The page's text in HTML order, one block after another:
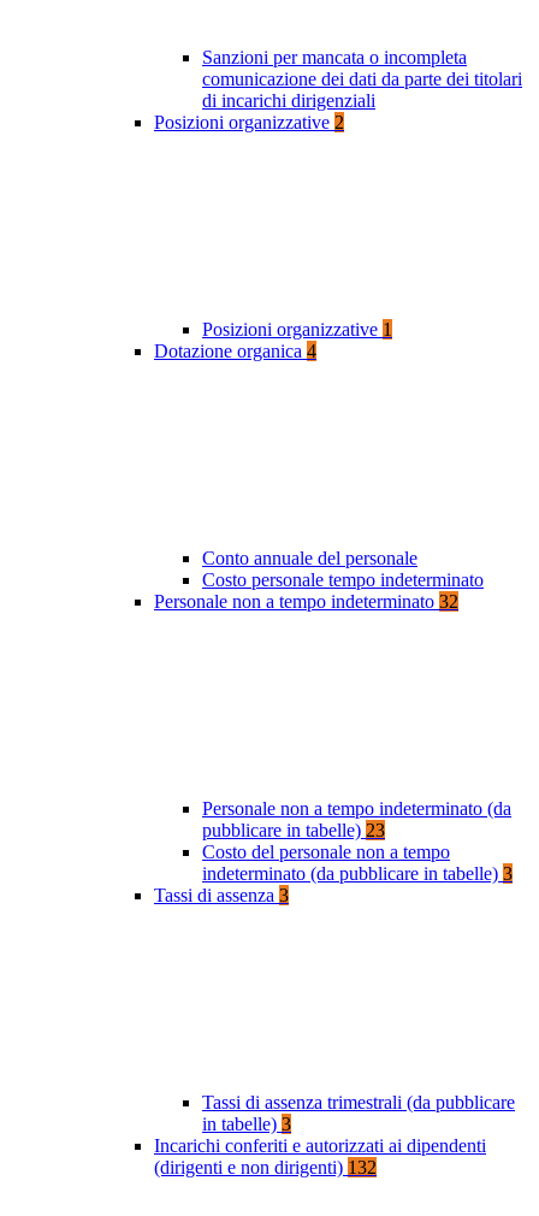
Sanzioni per mancata o incompleta
comunicazione dei dati da parte dei titolari
di incarichi dirigenziali
Posizioni organizzative 2
Posizioni organizzative 1
Dotazione organica 4
Conto annuale del personale
Costo personale tempo indeterminato
Personale non a tempo indeterminato 32
Personale non a tempo indeterminato (da
pubblicare in tabelle) 23
Costo del personale non a tempo
indeterminato (da pubblicare in tabelle) 3
Tassi di assenza 3
Tassi di assenza trimestrali (da pubblicare
in tabelle) 3
Incarichi conferiti e autorizzati ai dipendenti
(dirigenti e non dirigenti) 132